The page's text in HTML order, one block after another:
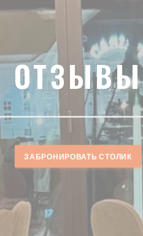
ОТЗЫВЫ
ЗАБРОНИРОВАТЬ СТОЛИК